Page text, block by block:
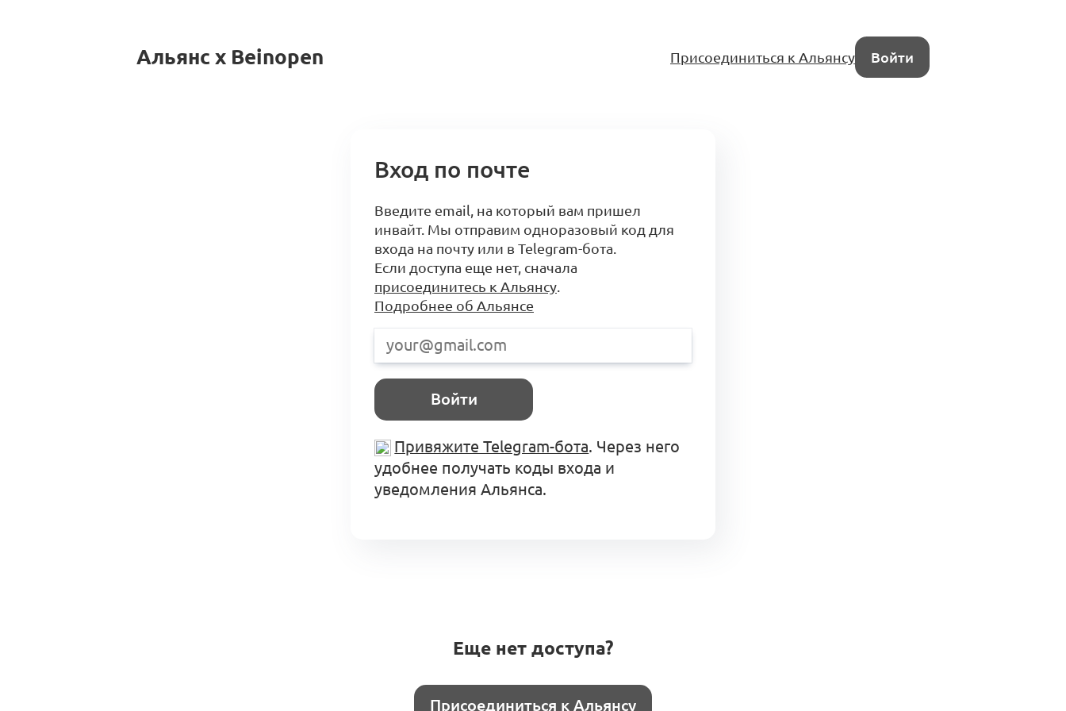
Альянс x Beinopen Присоединиться к Альянсу Войти
Вход по почте
Введите email, на который вам пришел
инвайт. Мы отправим одноразовый код для
входа на почту или в Telegram-бота.
Если доступа еще нет, сначала
присоединитесь к Альянсу.
Подробнее об Альянсе
Войти
Привяжите Telegram-бота. Через него
удобнее получать коды входа и
уведомления Альянса.
Еще нет доступа?
Присоединиться к Альянсу